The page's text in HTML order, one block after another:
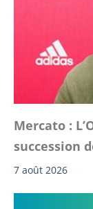
Mercato :
succession
7 août 2026